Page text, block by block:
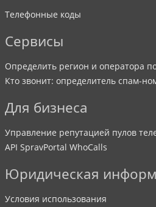
Телефонные коды
Сервисы
Определить регион и оператора
Кто звонит: определитель спам-
Для бизнеса
Управление репутацией пулов
API SpravPortal WhoCalls
Юридическая
Условия использования